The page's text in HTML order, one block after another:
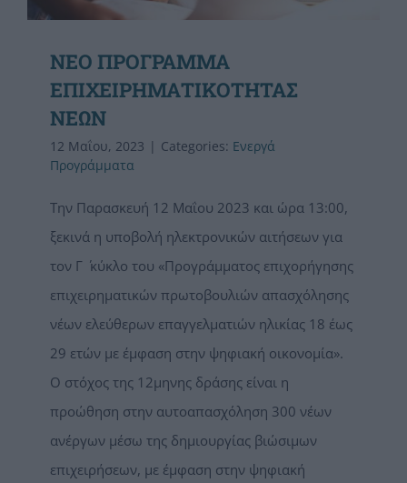
ΝΕΟ ΠΡΟΓΡΑΜΜΑ
ΕΠΙΧΕΙΡΗΜΑΤΙΚΟΤΗΤΑΣ
ΝΕΩΝ
12 Μαΐου, 2023 | Categories: Ενεργά
Προγράμματα
Την Παρασκευή 12 Μαΐου 2023 και ώρα 13:00,
ξεκινά η υποβολή ηλεκτρονικών αιτήσεων για
τον Γ ΄ κύκλο του «Προγράμματος επιχορήγησης
επιχειρηματικών πρωτοβουλιών απασχόλησης
νέων ελεύθερων επαγγελματιών ηλικίας 18 έως
29 ετών με έμφαση στην ψηφιακή οικονομία».
Ο στόχος της 12μηνης δράσης είναι η
προώθηση στην αυτοαπασχόληση 300 νέων
ανέργων μέσω της δημιουργίας βιώσιμων
επιχειρήσεων, με έμφαση στην ψηφιακή